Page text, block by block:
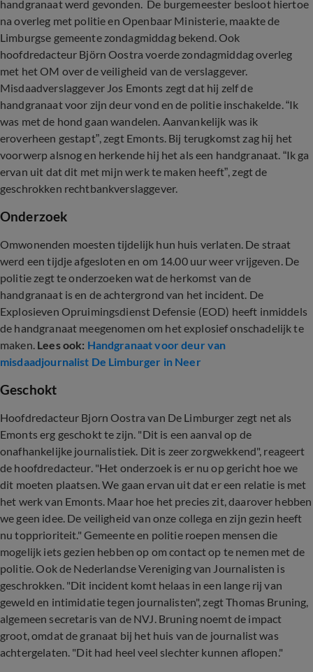
handgranaat werd gevonden. De burgemeester besloot hiertoe
na overleg met politie en Openbaar Ministerie, maakte de
Limburgse gemeente zondagmiddag bekend. Ook
hoofdredacteur Björn Oostra voerde zondagmiddag overleg
met het OM over de veiligheid van de verslaggever.
Misdaadverslaggever Jos Emonts zegt dat hij zelf de
handgranaat voor zijn deur vond en de politie inschakelde. “Ik
was met de hond gaan wandelen. Aanvankelijk was ik
eroverheen gestapt”, zegt Emonts. Bij terugkomst zag hij het
voorwerp alsnog en herkende hij het als een handgranaat. “Ik ga
ervan uit dat dit met mijn werk te maken heeft”, zegt de
geschrokken rechtbankverslaggever.
Onderzoek
Omwonenden moesten tijdelijk hun huis verlaten. De straat
werd een tijdje afgesloten en om 14.00 uur weer vrijgeven. De
politie zegt te onderzoeken wat de herkomst van de
handgranaat is en de achtergrond van het incident. De
Explosieven Opruimingsdienst Defensie (EOD) heeft inmiddels
de handgranaat meegenomen om het explosief onschadelijk te
maken. Lees ook: Handgranaat voor deur van
misdaadjournalist De Limburger in Neer
Geschokt
Hoofdredacteur Bjorn Oostra van De Limburger zegt net als
Emonts erg geschokt te zijn. "Dit is een aanval op de
onafhankelijke journalistiek. Dit is zeer zorgwekkend", reageert
de hoofdredacteur. "Het onderzoek is er nu op gericht hoe we
dit moeten plaatsen. We gaan ervan uit dat er een relatie is met
het werk van Emonts. Maar hoe het precies zit, daarover hebben
we geen idee. De veiligheid van onze collega en zijn gezin heeft
nu topprioriteit." Gemeente en politie roepen mensen die
mogelijk iets gezien hebben op om contact op te nemen met de
politie. Ook de Nederlandse Vereniging van Journalisten is
geschrokken. "Dit incident komt helaas in een lange rij van
geweld en intimidatie tegen journalisten", zegt Thomas Bruning,
algemeen secretaris van de NVJ. Bruning noemt de impact
groot, omdat de granaat bij het huis van de journalist was
achtergelaten. "Dit had heel veel slechter kunnen aflopen."